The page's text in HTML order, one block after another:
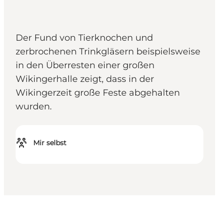
Der Fund von Tierknochen und
zerbrochenen Trinkgläsern beispielsweise
in den Überresten einer großen
Wikingerhalle zeigt, dass in der
Wikingerzeit große Feste abgehalten
wurden.
Mir selbst